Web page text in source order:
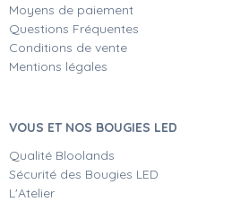
Moyens de paiement
Questions Fréquentes
Conditions de vente
Mentions légales
VOUS ET NOS BOUGIES LED
Qualité Bloolands
Sécurité des Bougies LED
L'Atelier